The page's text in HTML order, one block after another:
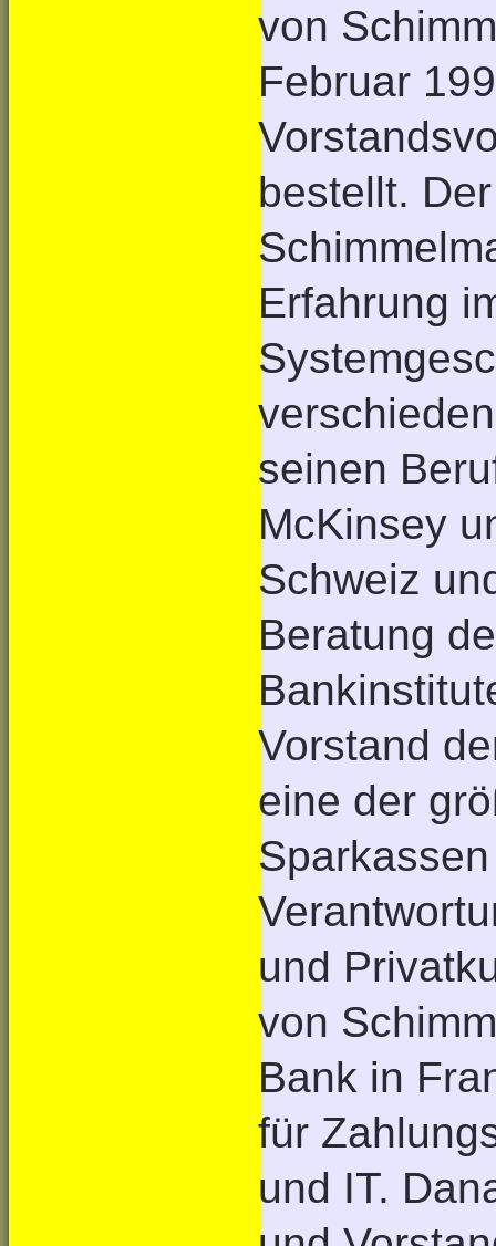
von
Februar
bestellt.
Erfahrung
seinen
McKinsey
Schweiz
Beratung
Vorstand
eine der
und
von
Bank in
für
und IT.